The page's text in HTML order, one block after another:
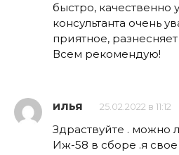
быстро, качественно
консультанта очень
приятное,
Всем рекомендую!
илья 25.02.2022 в 11:12
Здраствуйте . можно
Иж-58 в сборе .я свое